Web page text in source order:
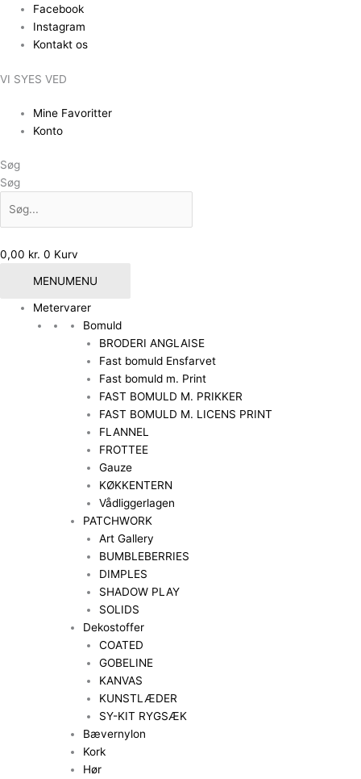
indholdet
Facebook
Instagram
Kontakt os
VI SYES VED
Mine Favoritter
Konto
Søg
Søg
0,00 kr. 0 Kurv
MENUMENU
Metervarer
Bomuld
BRODERI ANGLAISE
Fast bomuld Ensfarvet
Fast bomuld m. Print
FAST BOMULD M. PRIKKER
FAST BOMULD M. LICENS PRINT
FLANNEL
FROTTEE
Gauze
KØKKENTERN
Vådliggerlagen
PATCHWORK
Art Gallery
BUMBLEBERRIES
DIMPLES
SHADOW PLAY
SOLIDS
Dekostoffer
COATED
GOBELINE
KANVAS
KUNSTLÆDER
SY-KIT RYGSÆK
Bævernylon
Kork
Hør